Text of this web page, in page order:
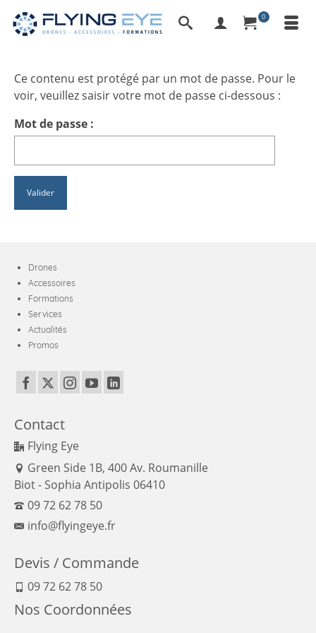
0
Ce contenu est protégé par un mot de passe. Pour le
voir, veuillez saisir votre mot de passe ci-dessous :
Mot de passe :
Drones
Accessoires
Formations
Services
Actualités
Promos
Contact
Flying Eye
Green Side 1B, 400 Av. Roumanille
Biot - Sophia Antipolis 06410
09 72 62 78 50
info@flyingeye.fr
Devis / Commande
09 72 62 78 50
Nos Coordonnées